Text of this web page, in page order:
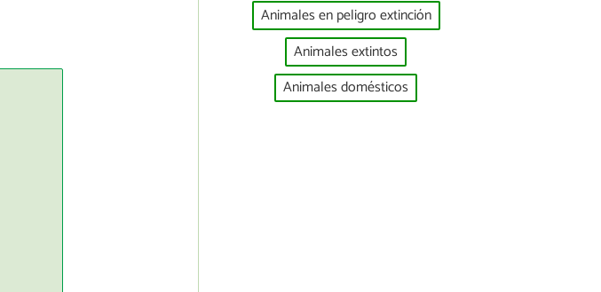
Animales en peligro extinción
Animales extintos
Animales domésticos